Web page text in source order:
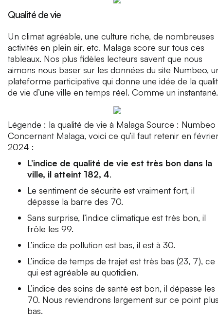
Qualité de vie
Un climat agréable, une culture riche, de nombreuses
activités en plein air, etc. Malaga score sur tous ces
tableaux. Nos plus fidèles lecteurs savent que nous
aimons nous baser sur les données du site Numbeo,
plateforme participative qui donne une idée de la
de vie d’une ville en temps réel. Comme un instantané.
Légende : la qualité de vie à Malaga Source :
Concernant Malaga, voici ce qu’il faut retenir en
2024 :
L’indice de qualité de vie est très bon dans la
ville, il atteint 182, 4.
Le sentiment de sécurité est vraiment fort, il
dépasse la barre des 70.
Sans surprise, l’indice climatique est très bon, il
frôle les 99.
L’indice de pollution est bas, il est à 30.
L’indice de temps de trajet est très bas (23, 7), ce
qui est agréable au quotidien.
L’indice des soins de santé est bon, il dépasse les
70. Nous reviendrons largement sur ce point
bas.